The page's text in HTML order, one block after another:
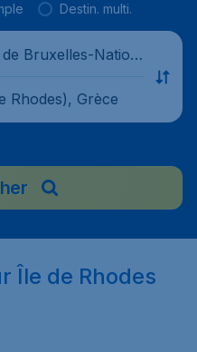
Destin. multi.
Bruxelles-Nation
Rhodes), Grèce
Île de Rhodes